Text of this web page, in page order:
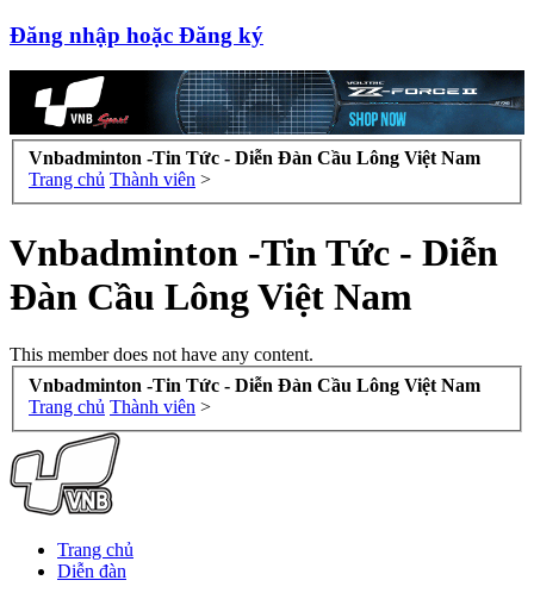
Đăng nhập hoặc Đăng ký
Vnbadminton -Tin Tức - Diễn Đàn Cầu Lông Việt Nam
Trang chủ Thành viên >
Vnbadminton -Tin Tức - Diễn
Đàn Cầu Lông Việt Nam
This member does not have any content.
Vnbadminton -Tin Tức - Diễn Đàn Cầu Lông Việt Nam
Trang chủ Thành viên >
Trang chủ
Diễn đàn